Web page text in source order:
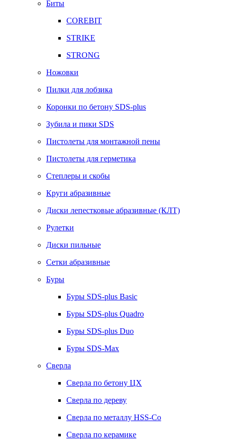
Биты
COREBIT
STRIKE
STRONG
Ножовки
Пилки для лобзика
Коронки по бетону SDS-plus
Зубила и пики SDS
Пистолеты для монтажной пены
Пистолеты для герметика
Степлеры и скобы
Круги абразивные
Диски лепестковые абразивные (КЛТ)
Рулетки
Диски пильные
Сетки абразивные
Буры
Буры SDS-plus Basic
Буры SDS-plus Quadro
Буры SDS-plus Duo
Буры SDS-Max
Сверла
Сверла по бетону ЦХ
Сверла по дереву
Сверла по металлу HSS-Co
Сверла по керамике